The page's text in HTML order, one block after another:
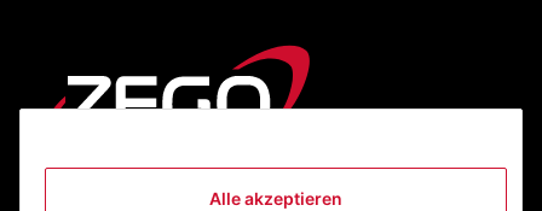
Alle akzeptieren